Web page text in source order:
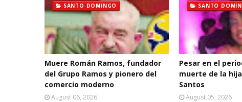
SANTO DOMINGO
Muere Román Ramos, fundador
del Grupo Ramos y pionero del
comercio moderno
August 06, 2026
SANTO
Pesar en el
muerte de la
Santos
August 05, 2026